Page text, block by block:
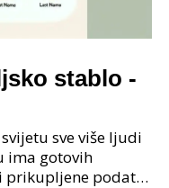
stablo -
sve više ljudi
ima gotovih
podatke